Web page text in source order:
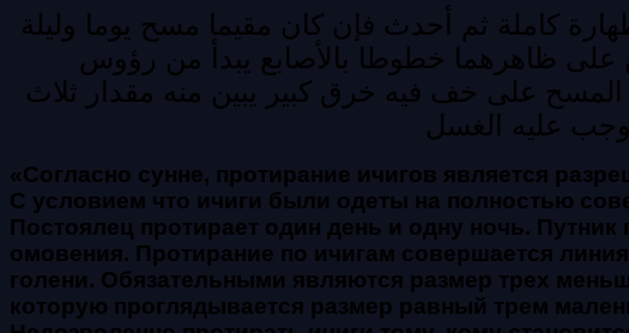
كاملة ثم أحدث فإن كان مقيما مسح يوما وليلة
على ظاهرهما خطوطا بالأصابع يبدأ من رؤوس
المسح على خف فيه خرق كبير يبين منه مقدار ثلاث
عليه الغسل
«Согласно сунне, протирание ичигов является
С условием что ичиги были одеты на полностью
Постоялец протирает один день и одну ночь.
омовения. Протирание по ичигам совершается
голени. Обязательными являются размер трех
которую проглядывается размер равный трем